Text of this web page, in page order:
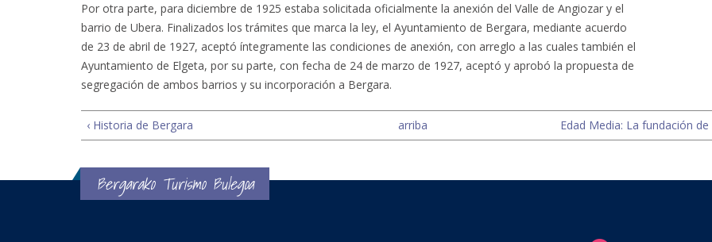
Por otra parte, para diciembre de 1925 estaba solicitada oficialmente la anexión del Valle de Angiozar y el
barrio de Ubera. Finalizados los trámites que marca la ley, el Ayuntamiento de Bergara, mediante acuerdo
de 23 de abril de 1927, aceptó íntegramente las condiciones de anexión, con arreglo a las cuales también el
Ayuntamiento de Elgeta, por su parte, con fecha de 24 de marzo de 1927, aceptó y aprobó la propuesta de
segregación de ambos barrios y su incorporación a Bergara.
‹ Historia de Bergara arriba Edad Media: La fundación de
Bergarako Turismo Bulegoa